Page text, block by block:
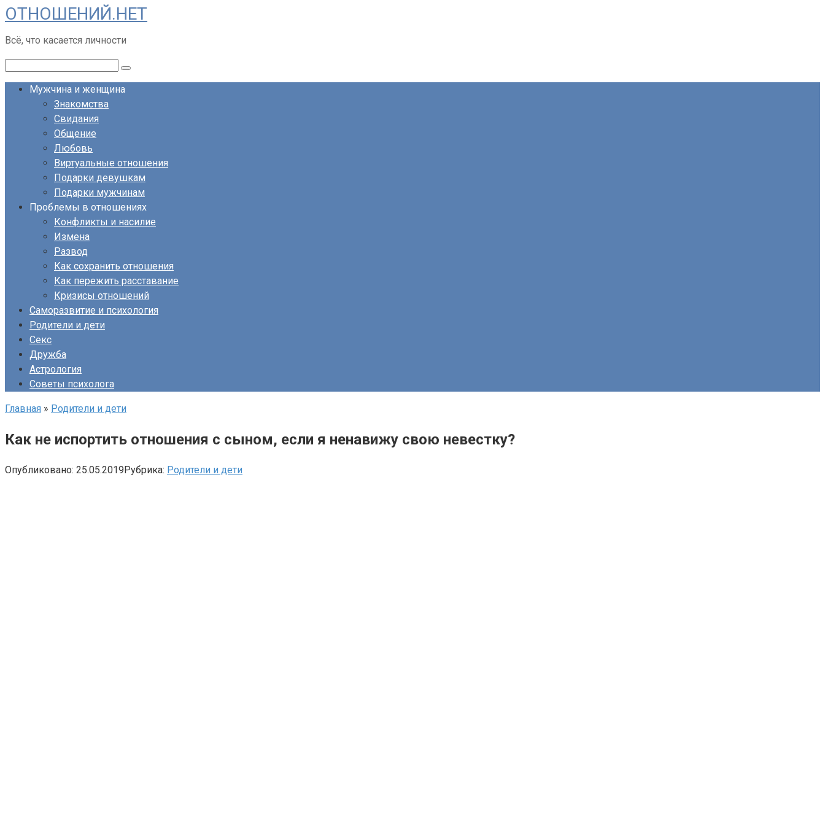
Перейти
к
контенту
ОТНОШЕНИЙ.НЕТ
Всё, что касается личности
Мужчина и женщина
Знакомства
Свидания
Общение
Любовь
Виртуальные отношения
Подарки девушкам
Подарки мужчинам
Проблемы в отношениях
Конфликты и насилие
Измена
Развод
Как сохранить отношения
Как пережить расставание
Кризисы отношений
Саморазвитие и психология
Родители и дети
Секс
Дружба
Астрология
Советы психолога
Главная » Родители и дети
Как не испортить отношения с сыном, если я ненавижу свою невестку?
Опубликовано: 25.05.2019Рубрика: Родители и дети